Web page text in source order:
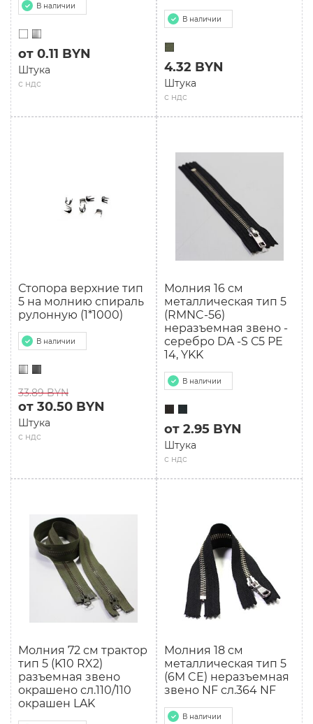
В наличии
с ндс
от 0.11 BYN
Штука
В наличии
с ндс
4.32 BYN
Штука
Стопора верхние тип
5 на молнию спираль
рулонную (1*1000)
В наличии
33.89 BYN
с ндс
от 30.50 BYN
Штука
Молния 16 см
металлическая тип 5
(RMNC-56)
неразъемная звено -
серебро DA -S С5 РЕ
14, YKK
В наличии
с ндс
от 2.95 BYN
Штука
Молния 72 см трактор
тип 5 (K10 RX2)
разъемная звено
окрашено сл.110/110
окрашен LAK
Молния 18 см
мeталлическая тип 5
(6M CE) неразъемная
звено NF сл.364 NF
В наличии